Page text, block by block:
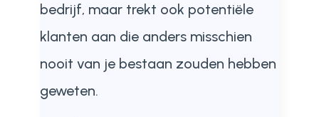
bedrijf, maar trekt ook potentiële
klanten aan die anders misschien
nooit van je bestaan zouden hebben
geweten.